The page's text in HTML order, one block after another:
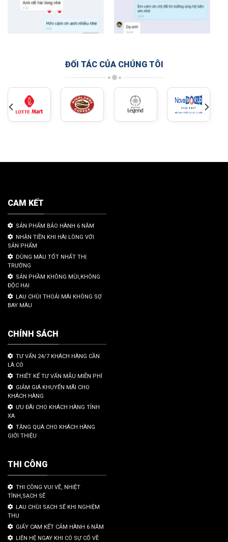
ĐỐI TÁC CỦA CHÚNG TÔI
CAM KẾT
SẢN PHẨM BẢO HÀNH 6 NĂM
NHẬN TIỀN KHI HÀI LÒNG VỚI
SẢN PHẨM
DÙNG MÀU TỐT NHẤT THỊ
TRƯỜNG
SẢN PHẦM KHÔNG MÙI,KHÔNG
ĐỘC HẠI
LAU CHÙI THOẢI MÁI KHÔNG SỢ
BAY MÀU
CHÍNH SÁCH
TƯ VẤN 24/7 KHÁCH HÀNG CẦN
LÀ CÓ
THIẾT KẾ TƯ VẤN MẪU MIỄN PHÍ
GIẢM GIÁ KHUYẾN MÃI CHO
KHÁCH HÀNG
ƯU ĐÃI CHO KHÁCH HÀNG TỈNH
XA
TẶNG QUÀ CHO KHÁCH HÀNG
GIỚI THIỆU
THI CÔNG
THI CÔNG VUI VẼ, NHIỆT
TÌNH,SẠCH SẼ
LAU CHÙI SẠCH SẼ KHI NGHIỆM
THU
GIẤY CAM KẾT CẢM HÀNH 6 NĂM
LIÊN HỆ NGAY KHI CÓ SỰ CỐ VỀ